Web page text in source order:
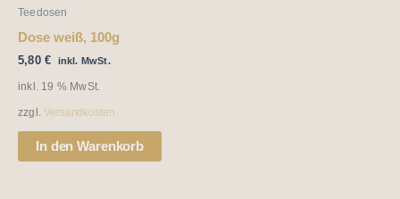
Teedosen
Dose weiß, 100g
5,80 € inkl. MwSt.
inkl. 19 % MwSt.
zzgl.Versandkosten
In den Warenkorb